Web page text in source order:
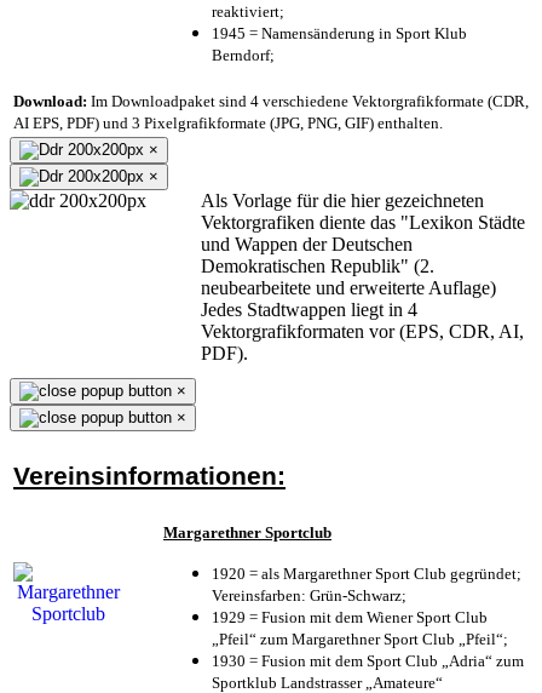
reaktiviert;
1945 = Namensänderung in Sport Klub
Berndorf;
Download: Im Downloadpaket sind 4 verschiedene Vektorgrafikformate (CDR,
AI EPS, PDF) und 3 Pixelgrafikformate (JPG, PNG, GIF) enthalten.
×
×
Als Vorlage für die hier gezeichneten
Vektorgrafiken diente das "Lexikon Städte
und Wappen der Deutschen
Demokratischen Republik" (2.
neubearbeitete und erweiterte Auflage)
Jedes Stadtwappen liegt in 4
Vektorgrafikformaten vor (EPS, CDR, AI,
PDF).
×
×
Vereinsinformationen:
Margarethner Sportclub
1920 = als Margarethner Sport Club gegründet;
Vereinsfarben: Grün-Schwarz;
1929 = Fusion mit dem Wiener Sport Club
„Pfeil“ zum Margarethner Sport Club „Pfeil“;
1930 = Fusion mit dem Sport Club „Adria“ zum
Sportklub Landstrasser „Amateure“